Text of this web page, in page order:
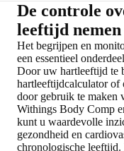
De controle
leeftijd nemen
Het begrijpen en
een essentieel
Door uw hartleeftijd te
hartleeftijdcalculator of
door gebruik te maken
Withings Body Comp
kunt u waardevolle
gezondheid en
chronologische